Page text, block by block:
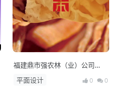
福建鼎市强农林（业）公司
LOGO/VI设计
平面设计 0 0